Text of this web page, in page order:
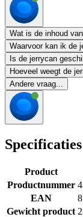
Wat is de inhoud
Waarvoor kan ik de
Is de jerrycan
Hoeveel weegt de
Andere vraag...
Specificaties
Product
Productnummer
EAN
Gewicht product